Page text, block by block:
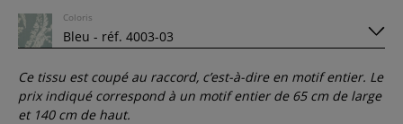
Coloris
Ce tissu est coupé au raccord, c’est-à-dire en motif entier. Le
prix indiqué correspond à un motif entier de 65 cm de large
et 140 cm de haut.